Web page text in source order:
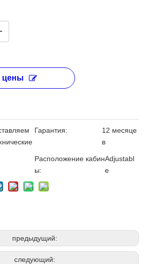
цены
Гарантия:
12 месяце
в
Расположение кабин
ы:
Adjustabl
e
предыдущий:
следующий: